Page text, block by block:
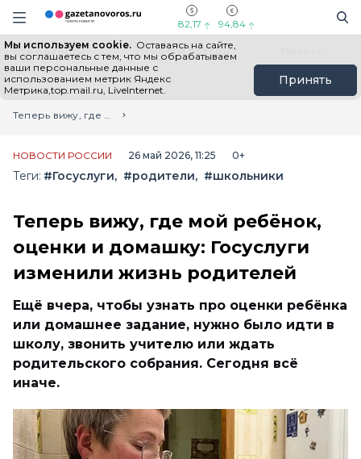
Информационный портал "ГазетаНоворос.ру"
Навигация сайта
82,17 94,84
Мы используем cookie. Оставаясь на сайте,
вы соглашаетесь с тем, что мы обрабатываем
ваши персональные данные с
использованием метрик Яндекс
Метрика,top.mail.ru, LiveInternet.
Принять
Все новости Новости России
Главная
Лента новостей
Теперь вижу, где мой ребёнок, оценки и домашку: Госуслуги изменили жизнь родителей
НОВОСТИ РОССИИ 26 май 2026, 11:25 0+
Теги: #Госуслуги #родители #школьники
Теперь вижу, где мой ребёнок,
оценки и домашку: Госуслуги
изменили жизнь родителей
Ещё вчера, чтобы узнать про оценки ребёнка
или домашнее задание, нужно было идти в
школу, звонить учителю или ждать
родительского собрания. Сегодня всё
иначе.